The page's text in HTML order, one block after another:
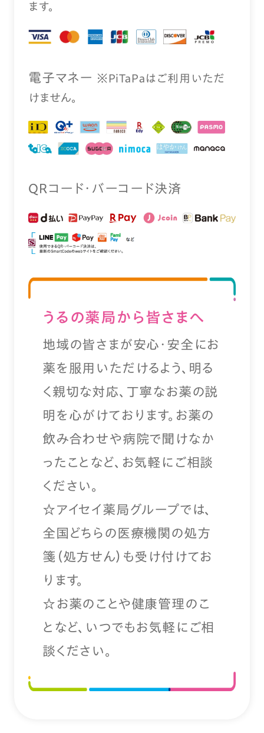
ます。
電⼦マネー ※PiTaPaはご利⽤いただ
けません。
QRコード・バーコード決済
うるの薬局から皆さまへ
地域の皆さまが安心・安全にお
薬を服用いただけるよう、明る
く親切な対応、丁寧なお薬の説
明を心がけております。お薬の
飲み合わせや病院で聞けなか
ったことなど、お気軽にご相談
ください。
☆アイセイ薬局グループでは、
全国どちらの医療機関の処方
箋（処方せん）も受け付けてお
ります。
☆お薬のことや健康管理のこ
となど、いつでもお気軽にご相
談ください。